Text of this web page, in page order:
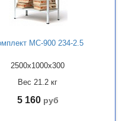
МС-900 234-2.5
2500x1000x300
Вес 21.2 кг
5 160 руб